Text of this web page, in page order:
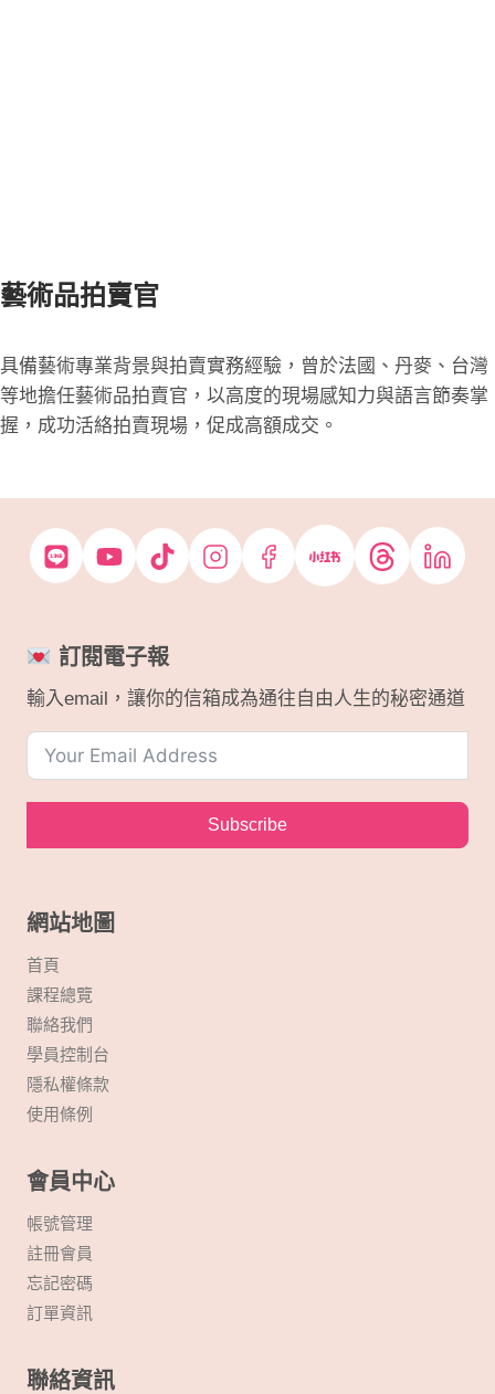
藝術品拍賣官
具備藝術專業背景與拍賣實務經驗，曾於法國、丹麥、台灣
等地擔任藝術品拍賣官，以高度的現場感知力與語言節奏掌
握，成功活絡拍賣現場，促成高額成交。
訂閱電子報
輸入email，讓你的信箱成為通往自由人生的秘密通道
Subscribe
網站地圖
首頁
課程總覽
聯絡我們
學員控制台
隱私權條款
使用條例
會員中心
帳號管理
註冊會員
忘記密碼
訂單資訊
聯絡資訊